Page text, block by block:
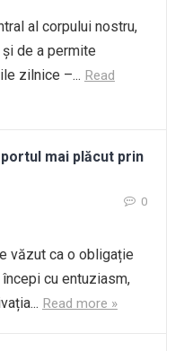
al corpului nostru,
de a permite
zilnice –... Read
mai plăcut prin
0
văzut ca o obligație
cu entuziasm,
Read more »